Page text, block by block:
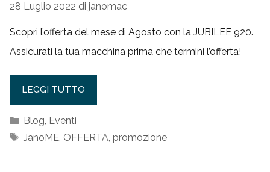
28 Luglio 2022 di janomac
Scopri l’offerta del mese di Agosto con la JUBILEE 920.
Assicurati la tua macchina prima che termini l’offerta!
LEGGI TUTTO
Categorie
Blog Eventi
Tag
JanoME, OFFERTA promozione